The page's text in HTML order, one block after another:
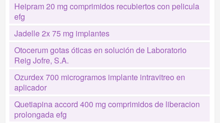
Heipram 20 mg comprimidos recubiertos con pelicula
efg
Jadelle 2x 75 mg implantes
Otocerum gotas óticas en solución de Laboratorio
Reig Jofre, S.A.
Ozurdex 700 microgramos implante intravitreo en
aplicador
Quetiapina accord 400 mg comprimidos de liberacion
prolongada efg